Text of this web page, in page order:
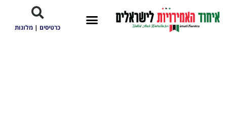
כרטיסים | מלונות